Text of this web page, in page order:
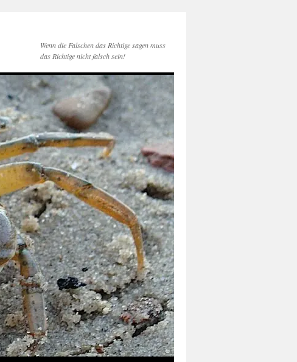
Wenn die Falschen das Richtige sagen muss
das Richtige nicht falsch sein!